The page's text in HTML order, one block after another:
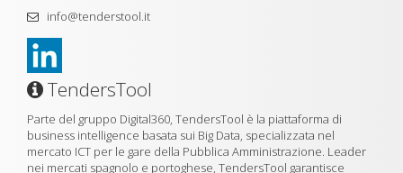
info@tenderstool.it
TendersTool
Parte del gruppo Digital360, TendersTool è la piattaforma di
business intelligence basata sui Big Data, specializzata nel
mercato ICT per le gare della Pubblica Amministrazione. Leader
nei mercati spagnolo e portoghese, TendersTool garantisce